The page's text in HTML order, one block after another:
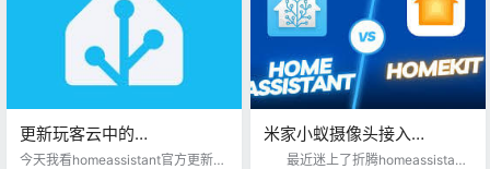
更新玩客云中的
homeassistant
今天我看homeassistant官方更新了
米家小蚁摄像头接入
homeassistant及后续添加
最近迷上了折腾homeassistan